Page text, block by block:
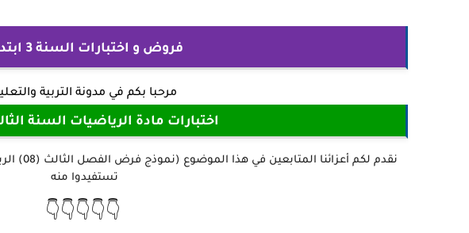
فروض و اختبارات السنة 3 ابتدائي
مرحبا بكم في مدونة التربية
اختبارات مادة الرياضيات السنة
تستفيدوا منه
👇👇👇👇👇